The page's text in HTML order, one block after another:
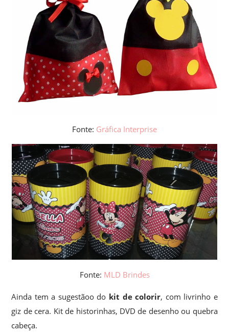
Fonte: Gráfica Interprise
Fonte: MLD Brindes
Ainda tem a sugestãoo do kit de colorir, com livrinho e
giz de cera. Kit de historinhas, DVD de desenho ou quebra
cabeça.